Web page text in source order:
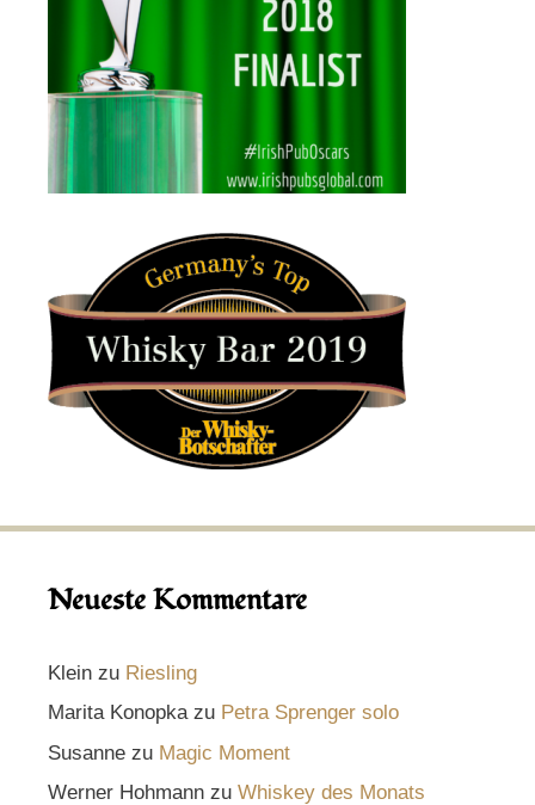
Neueste Kommentare
Klein zu Riesling
Marita Konopkazu Petra Sprenger solo
Susanne zu Magic Moment
Werner Hohmann zu Whiskey des Monats